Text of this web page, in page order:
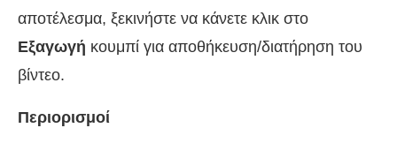
αποτέλεσμα, ξεκινήστε να κάνετε κλικ στο
Εξαγωγή κουμπί για αποθήκευση/διατήρηση του
βίντεο.
Περιορισμοί